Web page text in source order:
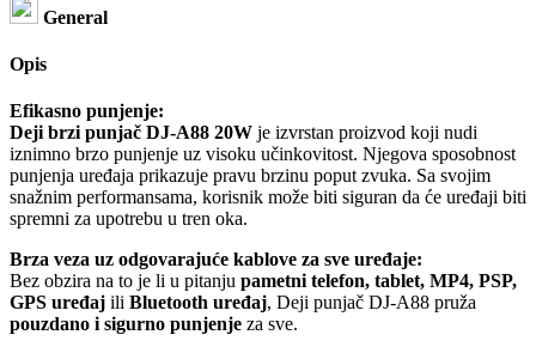
General
Opis
Efikasno punjenje:
Deji brzi punjač DJ-A88 20W je izvrstan proizvod koji nudi
iznimno brzo punjenje uz visoku učinkovitost. Njegova sposobnost
punjenja uređaja prikazuje pravu brzinu poput zvuka. Sa svojim
snažnim performansama, korisnik može biti siguran da će uređaji biti
spremni za upotrebu u tren oka.
Brza veza uz odgovarajuće kablove za sve uređaje:
Bez obzira na to je li u pitanju pametni telefon, tablet, MP4, PSP,
GPS uređaj ili Bluetooth uređaj, Deji punjač DJ-A88 pruža
pouzdano i sigurno punjenje za sve.